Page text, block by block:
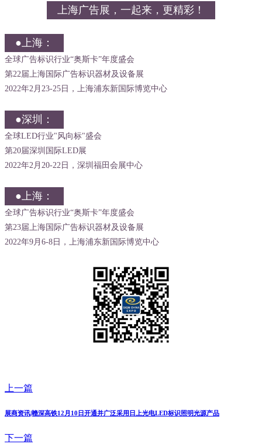
上海广告展，一起来，更精彩！
●上海：
全球广告标识行业“奥斯卡”年度盛会
第22届上海国际广告标识器材及设备展
2022年2月23-25日，上海浦东新国际博览中心
●深圳：
全球LED行业"风向标"盛会
第20届深圳国际LED展
2022年2月20-22日，深圳福田会展中心
●上海：
全球广告标识行业“奥斯卡”年度盛会
第23届上海国际广告标识器材及设备展
2022年9月6-8日，上海浦东新国际博览中心
上一篇
展商资讯|赣深高铁12月10日开通并广泛采用日上光电LED标识照明光源产品
下一篇